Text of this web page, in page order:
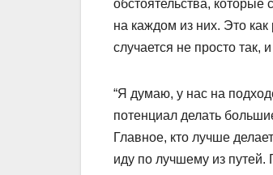
обстоятельства,
на каждом из них. Это
случается не просто так,
“Я думаю, у нас на
потенциал делать
Главное, кто лучше
иду по лучшему из путей.